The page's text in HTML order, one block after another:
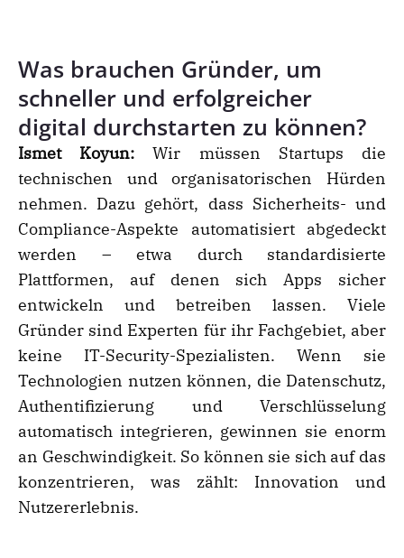
Was brauchen Gründer, um
schneller und erfolgreicher
digital durchstarten zu können?
Ismet Koyun: Wir müssen Startups die
technischen und organisatorischen Hürden
nehmen. Dazu gehört, dass Sicherheits- und
Compliance-Aspekte automatisiert abgedeckt
werden – etwa durch standardisierte
Plattformen, auf denen sich Apps sicher
entwickeln und betreiben lassen. Viele
Gründer sind Experten für ihr Fachgebiet, aber
keine IT-Security-Spezialisten. Wenn sie
Technologien nutzen können, die Datenschutz,
Authentifizierung und Verschlüsselung
automatisch integrieren, gewinnen sie enorm
an Geschwindigkeit. So können sie sich auf das
konzentrieren, was zählt: Innovation und
Nutzererlebnis.